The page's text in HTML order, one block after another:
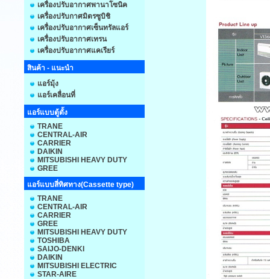
เครื่องปรับอากาศพานาโซนิค
เครื่องปรับกาศมิตรซูบิชิ
เครื่องปรับอากาศเซ็นทรัลแอร์
เครื่องปรับอากาศเทรน
เครื่องปรับอากาศแคเรียร์
สินค้า - แนะนำ
แอร์มุ้ง
แอร์เคลื่อนที่
แอร์แบบตู้ตั้ง
TRANE
CENTRAL-AIR
CARRIER
DAIKIN
MITSUBISHI HEAVY DUTY
GREE
แอร์แบบสี่ทิศทาง(Cassette type)
TRANE
CENTRAL-AIR
CARRIER
GREE
MITSUBISHI HEAVY DUTY
TOSHIBA
SAIJO-DENKI
DAIKIN
MITSUBISHI ELECTRIC
STAR-AIRE